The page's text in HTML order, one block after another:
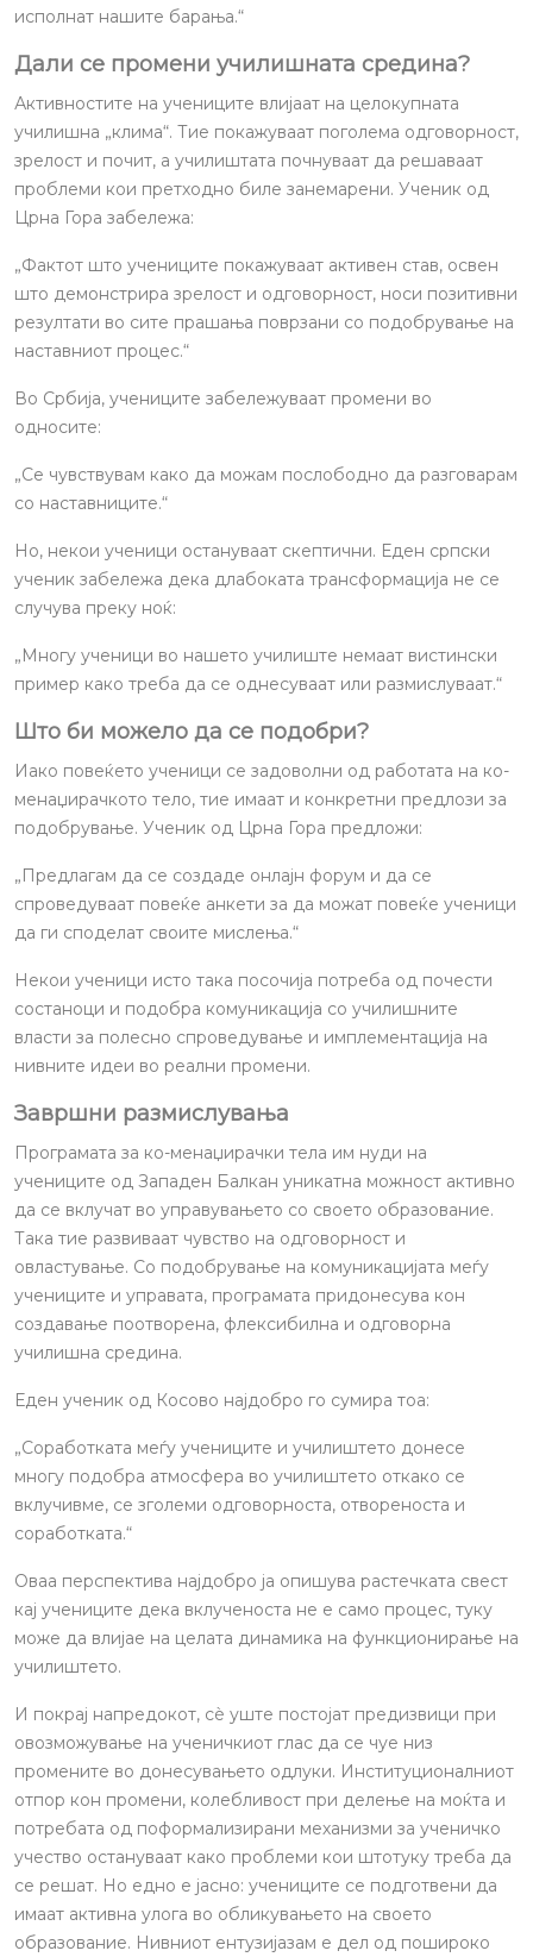
исполнат нашите барања.“
Дали се промени училишната средина?
Активностите на учениците влијаат на целокупната
училишна „клима“. Тие покажуваат поголема одговорност,
зрелост и почит, а училиштата почнуваат да решаваат
проблеми кои претходно биле занемарени. Ученик од
Црна Гора забележа:
„Фактот што учениците покажуваат активен став, освен
што демонстрира зрелост и одговорност, носи позитивни
резултати во сите прашања поврзани со подобрување на
наставниот процес.“
Во Србија, учениците забележуваат промени во
односите:
„Се чувствувам како да можам послободно да разговарам
со наставниците.“
Но, некои ученици остануваат скептични. Еден српски
ученик забележа дека длабоката трансформација не се
случува преку ноќ:
„Многу ученици во нашето училиште немаат вистински
пример како треба да се однесуваат или размислуваат.“
Што би можело да се подобри?
Иако повеќето ученици се задоволни од работата на ко-
менаџирачкото тело, тие имаат и конкретни предлози за
подобрување. Ученик од Црна Гора предложи:
„Предлагам да се создаде онлајн форум и да се
спроведуваат повеќе анкети за да можат повеќе ученици
да ги споделат своите мислења.“
Некои ученици исто така посочија потреба од почести
состаноци и подобра комуникација со училишните
власти за полесно спроведување и имплементација на
нивните идеи во реални промени.
Завршни размислувања
Програмата за ко-менаџирачки тела им нуди на
учениците од Западен Балкан уникатна можност активно
да се вклучат во управувањето со своето образование.
Така тие развиваат чувство на одговорност и
овластување. Со подобрување на комуникацијата меѓу
учениците и управата, програмата придонесува кон
создавање поотворена, флексибилна и одговорна
училишна средина.
Еден ученик од Косово најдобро го сумира тоа:
„Соработката меѓу учениците и училиштето донесе
многу подобра атмосфера во училиштето откако се
вклучивме, се зголеми одговорноста, отвореноста и
соработката.“
Оваа перспектива најдобро ја опишува растечката свест
кај учениците дека вклученоста не е само процес, туку
може да влијае на целата динамика на функционирање на
училиштето.
И покрај напредокот, сè уште постојат предизвици при
овозможување на ученичкиот глас да се чуе низ
промените во донесувањето одлуки. Институционалниот
отпор кон промени, колебливост при делење на моќта и
потребата од поформализирани механизми за ученичко
учество остануваат како проблеми кои штотуку треба да
се решат. Но едно е јасно: учениците се подготвени да
имаат активна улога во обликувањето на своето
образование. Нивниот ентузијазам е дел од пошироко